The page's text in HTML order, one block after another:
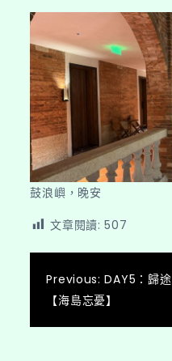
鼓浪嶼，晚安
文章閱讀: 507
文
章
Previous: DAY5：歸途
【海島忘憂】